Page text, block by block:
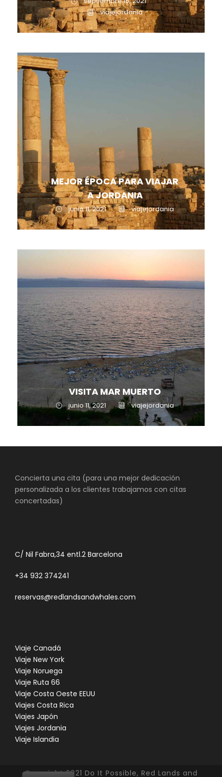
viajejordania
MEJOR ÉPOCA PARA VIAJAR
A JORDANIA
junio 11, 2021 viajejordania
VISITA MAR MUERTO
junio 11, 2021 viajejordania
Concierta una cita (para una mejor dedicación
personalizada a los clientes trabajamos con citas
concertadas)
C/ Nil Fabra,34 entl.2 Barcelona
+34 932 374241
reservas@redlandsandwhales.com
Viaje Canadá
Viaje New York
Viaje Noruega
Viaje Ruta 66
Viaje Costa Oeste EEUU
Viajes Costa Rica
Viajes Japón
Viajes Jordania
Viaje Islandia
Copyright 2021 Do It Possible, Red Lands and